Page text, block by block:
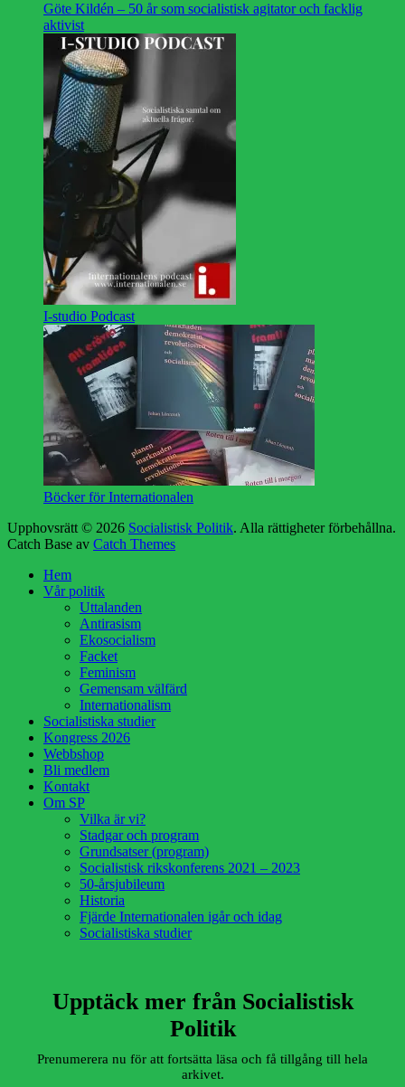
Göte Kildén – 50 år som socialistisk agitator och facklig
aktivist
I-studio Podcast
Böcker för Internationalen
Upphovsrätt © 2026 Socialistisk Politik. Alla rättigheter förbehållna.
Catch Base av Catch Themes
Hem
Vår politik
Uttalanden
Antirasism
Ekosocialism
Facket
Feminism
Gemensam välfärd
Internationalism
Socialistiska studier
Kongress 2026
Webbshop
Bli medlem
Kontakt
Om SP
Vilka är vi?
Stadgar och program
Grundsatser (program)
Socialistisk rikskonferens 2021 – 2023
50-årsjubileum
Historia
Fjärde Internationalen igår och idag
Socialistiska studier
Upptäck mer från Socialistisk
Politik
Prenumerera nu för att fortsätta läsa och få tillgång till hela
arkivet.